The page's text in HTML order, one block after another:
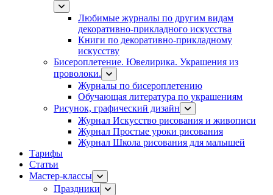
Любимые журналы по другим видам
декоративно-прикладного искусства
Книги по декоративно-прикладному
искусству
Бисероплетение. Ювелирика. Украшения из
проволоки.
Журналы по бисероплетению
Обучающая литература по украшениям
Рисунок, графический дизайн
Журнал Искусство рисования и живописи
Журнал Простые уроки рисования
Журнал Школа рисования для малышей
Тарифы
Статьи
Мастер-классы
Праздники